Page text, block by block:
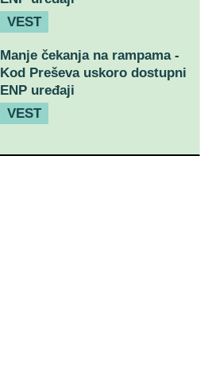
VEST
Manje čekanja na rampama -
Kod Preševa uskoro dostupni
ENP uređaji
VEST